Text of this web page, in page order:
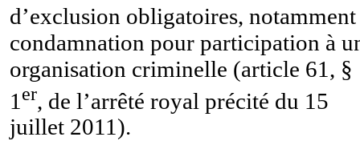
d’exclusion obligatoires,
condamnation pour participation à
organisation criminelle (article 61, §
1 er, de l’arrêté royal précité du 15
juillet 2011).